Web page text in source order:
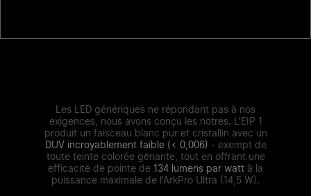
Les LED génériques ne répondant pas à nos
exigences, nous avons conçu les nôtres. L'EIP 1
produit un faisceau blanc pur et cristallin avec un
DUV incroyablement faible (< 0,006) - exempt de
toute teinte colorée gênante, tout en offrant une
efficacité de pointe de 134 lumens par watt à la
puissance maximale de l'ArkPro Ultra (14,5 W).